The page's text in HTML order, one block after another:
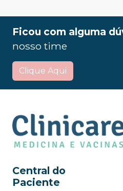
Ficou com alguma
nosso time
Clique Aqui
Central do
Paciente